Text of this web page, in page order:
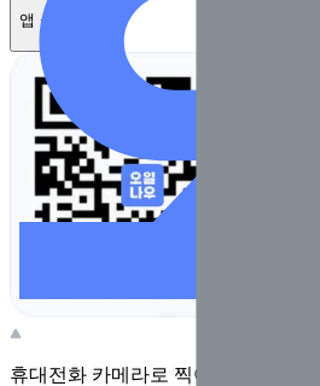
앱 설치하기
휴대전화 카메라로 찍어보세요